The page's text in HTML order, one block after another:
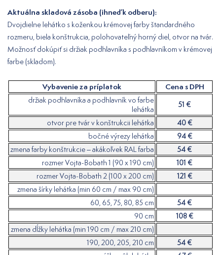
Aktuálna skladová zásoba (ihneď k odberu):
Dvojdielne lehátko s koženkou krémovej farby štandardného
rozmeru, biela konštrukcia, polohovateľný horný diel, otvor na tvár.
Možnosť dokúpiť si držiak podhlavníka s podhlavníkom v krémovej
farbe (skladom).
Vybavenie za príplatok Cena s DPH
držiak podhlavníka a podhlavník vo farbe
lehátka
51 €
otvor pre tvár v konštrukcii lehátka
40 €
bočné výrezy lehátka
94 €
zmena farby konštrukcie – akákoľvek RAL farba
54 €
rozmer Vojta-Bobath 1 (90 x 190 cm)
101 €
rozmer Vojta-Bobath 2 (100 x 200 cm)
121 €
zmena šírky lehátka (min 60 cm / max 90 cm)
60, 65, 75, 80, 85 cm
54 €
90 cm
108 €
zmena dĺžky lehátka (min 190 cm / max 210 cm)
190, 200, 205, 210 cm
54 €